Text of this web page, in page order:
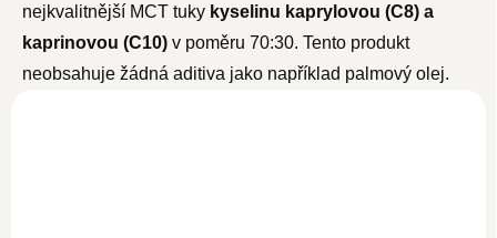
nejkvalitnější MCT tuky kyselinu kaprylovou (C8) a
kaprinovou (C10) v poměru 70:30. Tento produkt
neobsahuje žádná aditiva jako například palmový olej.